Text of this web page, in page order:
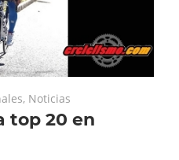
, Noticias
top 20 en